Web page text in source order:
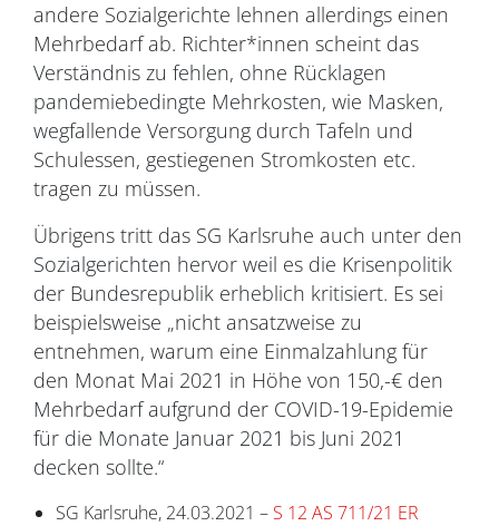
andere Sozialgerichte lehnen allerdings einen
Mehrbedarf ab. Richter*innen scheint das
Verständnis zu fehlen, ohne Rücklagen
pandemiebedingte Mehrkosten, wie Masken,
wegfallende Versorgung durch Tafeln und
Schulessen, gestiegenen Stromkosten etc.
tragen zu müssen.
Übrigens tritt das SG Karlsruhe auch unter den
Sozialgerichten hervor weil es die Krisenpolitik
der Bundesrepublik erheblich kritisiert. Es sei
beispielsweise „nicht ansatzweise zu
entnehmen, warum eine Einmalzahlung für
den Monat Mai 2021 in Höhe von 150,-€ den
Mehrbedarf aufgrund der COVID-19-Epidemie
für die Monate Januar 2021 bis Juni 2021
decken sollte.“
SG Karlsruhe, 24.03.2021 – S 12 AS 711/21 ER